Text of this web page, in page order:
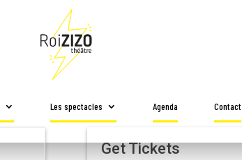
Les spectacles Agenda Contact
Get Tickets